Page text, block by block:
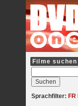
Filme suchen
Sprachfilter: FR